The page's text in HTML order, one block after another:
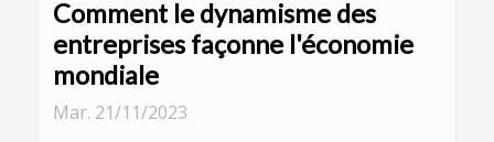
Comment le dynamisme des
entreprises façonne l'économie
mondiale
Mar. 21/11/2023